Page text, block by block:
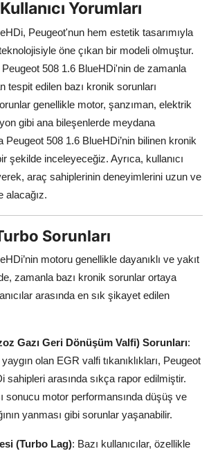
Yorumları
Peugeot'nun hem estetik tasarımıyla
öne çıkan bir modeli olmuştur.
508 1.6 BlueHDi'nin de zamanla
tespit edilen bazı kronik sorunları
genellikle motor, şanzıman, elektrik
gibi ana bileşenlerde meydana
Peugeot 508 1.6 BlueHDi’nin bilinen kronik
şekilde inceleyeceğiz. Ayrıca, kullanıcı
araç sahiplerinin deneyimlerini uzun ve
alacağız.
Sorunları
motoru genellikle dayanıklı ve yakıt
zamanla bazı kronik sorunlar ortaya
arasında en sık şikayet edilen
Gazı Geri Dönüşüm Valfi) Sorunları:
olan EGR valfi tıkanıklıkları, Peugeot
sahipleri arasında sıkça rapor edilmiştir.
sonucu motor performansında düşüş ve
yanması gibi sorunlar yaşanabilir.
(Turbo Lag): Bazı kullanıcılar, özellikle